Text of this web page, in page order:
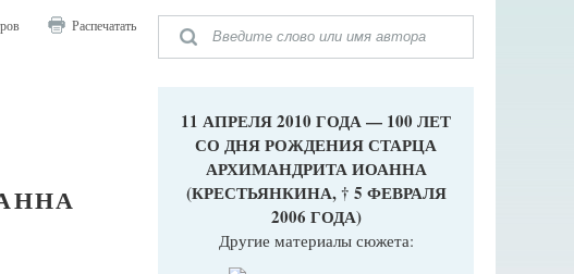
Распечатать
11 АПРЕЛЯ 2010 ГОДА — 100 ЛЕТ
СО ДНЯ РОЖДЕНИЯ СТАРЦА
АРХИМАНДРИТА ИОАННА
(КРЕСТЬЯНКИНА, † 5 ФЕВРАЛЯ
2006 ГОДА)
Другие материалы сюжета: